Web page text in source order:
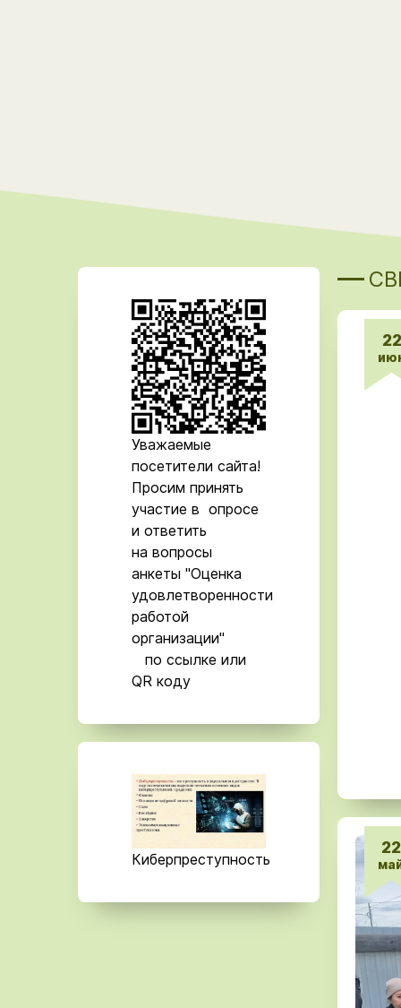
Уважаемые
посетители сайта!
Просим принять
участие в опросе
и ответить
на вопросы
анкеты "Оценка
удовлетворенности
работой
организации"
по ссылке или
QR коду
Киберпреступность
22
22